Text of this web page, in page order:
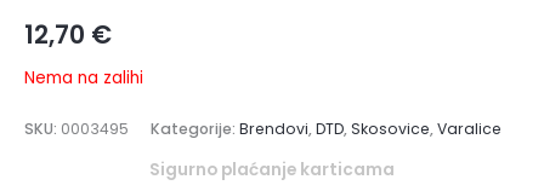
12,70 €
Nema na zalihi
SKU: 0003495 Kategorije: Brendovi,DTD,Skosovice,Varalice
Sigurno plaćanje karticama